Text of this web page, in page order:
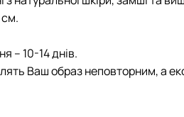
– 10-14 днів.
Ваш образ неповторним, а